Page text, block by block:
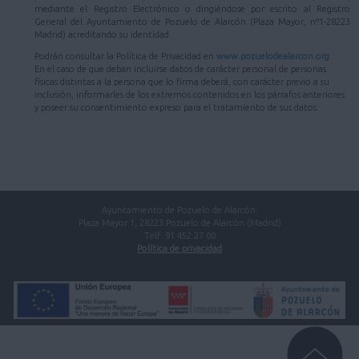
mediante el Registro Electrónico o dirigiéndose por escrito al Registro
General del Ayuntamiento de Pozuelo de Alarcón (Plaza Mayor, nº1-28223
Madrid) acreditando su identidad.
Podrán consultar la Política de Privacidad en www.pozuelodealarcon.org
En el caso de que deban incluirse datos de carácter personal de personas
físicas distintas a la persona que lo firma deberá, con carácter previo a su
inclusión, informarles de los extremos contenidos en los párrafos anteriores
y poseer su consentimiento expreso para el tratamiento de sus datos.
Ayuntamiento de Pozuelo de Alarcón.
Plaza Mayor 1, 28223 Pozuelo de Alarcón (Madrid)
Telf. 91 452 27 00
Política de privacidad